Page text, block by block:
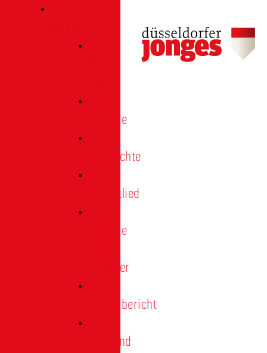
Termine
Geschichte
Heimatlied
Freunde
Förderer
Jahresbericht
Vorstand